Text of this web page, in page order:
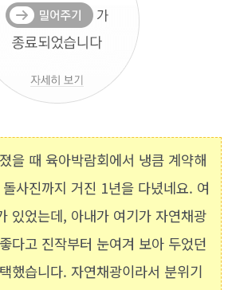
을 때 육아박람회에서 냉큼 계약해
사진까지 거진 1년을 다녔네요. 여
있었는데, 아내가 여기가 자연채광
다고 진작부터 눈여겨 보아 두었던
했습니다. 자연채광이라서 분위기